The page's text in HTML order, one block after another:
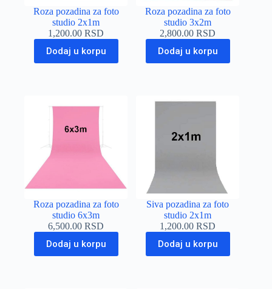
Roza pozadina za foto
studio 2x1m
1,200.00RSD
Dodaj u korpu
Roza pozadina za foto
studio 3x2m
2,800.00RSD
Dodaj u korpu
Roza pozadina za foto
studio 6x3m
6,500.00RSD
Dodaj u korpu
Siva pozadina za foto
studio 2x1m
1,200.00RSD
Dodaj u korpu